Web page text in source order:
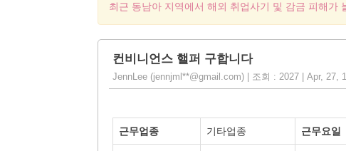
최근 동남아 지역에서 해외 취업사기 및 감금 피해가
컨비니언스 핼퍼 구합니다
JennLee (jennjml**@gmail.com) | 조회 : 2027 | Apr, 27,
근무업종 기타업종 근무요일